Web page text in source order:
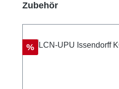
Ignorer la galerie de produits
Zubehör
Réduction
%